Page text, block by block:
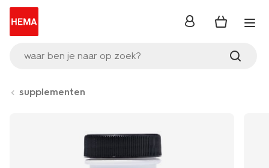
waar ben je naar op zoek?
inloggen
supplementen